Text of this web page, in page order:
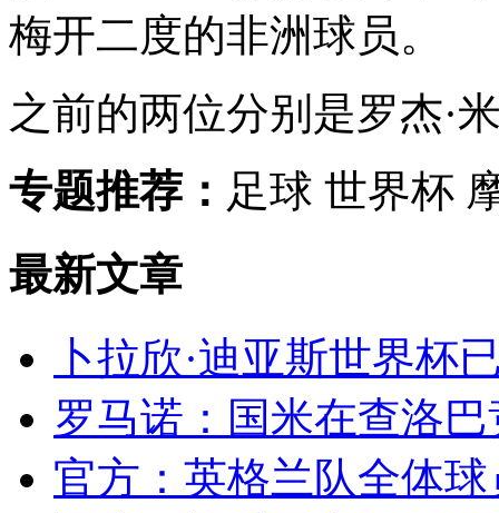
梅开二度的非洲球员。
之前的两位分别是罗杰·
专题推荐： 足球 世界杯
最新文章
卜拉欣·迪亚斯世界杯
罗马诺：国米在查洛
官方：英格兰队全体